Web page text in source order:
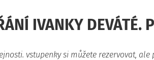
IVANKY DEVÁTÉ.
vstupenky si můžete rezervovat,